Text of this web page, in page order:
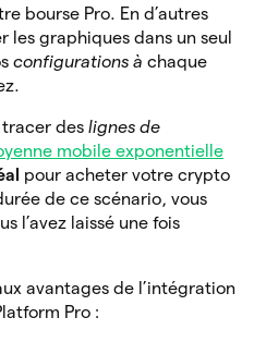
bourse Pro. En d’autres
les graphiques dans un seul
configurations à chaque
des lignes de
mobile exponentielle
pour acheter votre crypto
de ce scénario, vous
l’avez laissé une fois
avantages de l’intégration
Pro :